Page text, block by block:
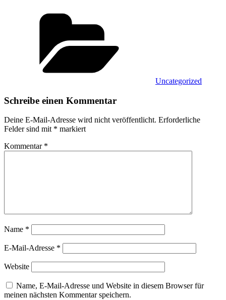
Uncategorized
Schreibe einen Kommentar
Deine E-Mail-Adresse wird nicht veröffentlicht. Erforderliche
Felder sind mit * markiert
Kommentar *
Name *
E-Mail-Adresse *
Website
Name, E-Mail-Adresse und Website in diesem Browser für
meinen nächsten Kommentar speichern.